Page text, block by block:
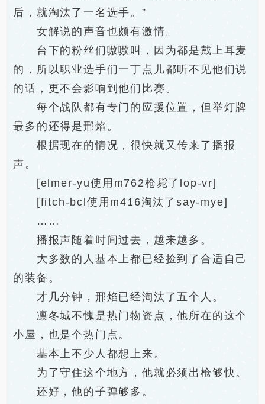
后，就淘汰了一名选手。”
女解说的声音也颇有激情。
台下的粉丝们嗷嗷叫，因为都是戴上耳麦
的，所以职业选手们一丁点儿都听不见他们说
的话，更不会影响到他们比赛。
每个战队都有专门的应援位置，但举灯牌
最多的还得是邢焰。
根据现在的情况，很快就又传来了播报
声。
[elmer-yu使用m762枪毙了lop-vr]
[fitch-bcl使用m416淘汰了say-mye]
……
播报声随着时间过去，越来越多。
大多数的人基本上都已经捡到了合适自己
的装备。
才几分钟，邢焰已经淘汰了五个人。
凛冬城不愧是热门物资点，他所在的这个
小屋，也是个热门点。
基本上不少人都想上来。
为了守住这个地方，他就必须出枪够快。
还好，他的子弹够多。